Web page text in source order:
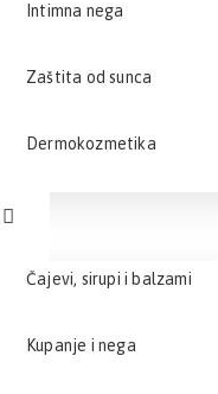
Intimna nega
Zaštita od sunca
Dermokozmetika
Čajevi, sirupi i balzami
Kupanje i nega